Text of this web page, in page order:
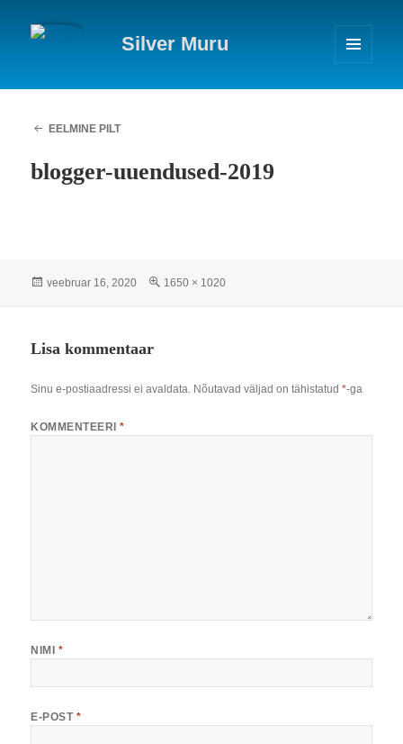
Silver Muru
EELMINE PILT
blogger-uuendused-2019
Postitatud
veebruar 16, 2020 Täissuuruses
1650 × 1020
Lisa kommentaar
Sinu e-postiaadressi ei avaldata. Nõutavad väljad on tähistatud*-ga
KOMMENTEERI*
NIMI *
E-POST *